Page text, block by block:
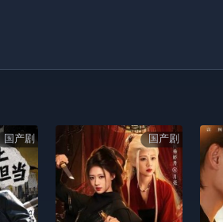
国产剧 国产剧